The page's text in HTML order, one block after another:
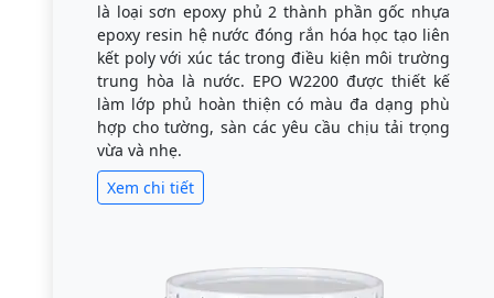
là loại sơn epoxy phủ 2 thành phần gốc nhựa
epoxy resin hệ nước đóng rắn hóa học tạo liên
kết poly với xúc tác trong điều kiện môi trường
trung hòa là nước. EPO W2200 được thiết kế
làm lớp phủ hoàn thiện có màu đa dạng phù
hợp cho tường, sàn các yêu cầu chịu tải trọng
vừa và nhẹ.
Xem chi tiết